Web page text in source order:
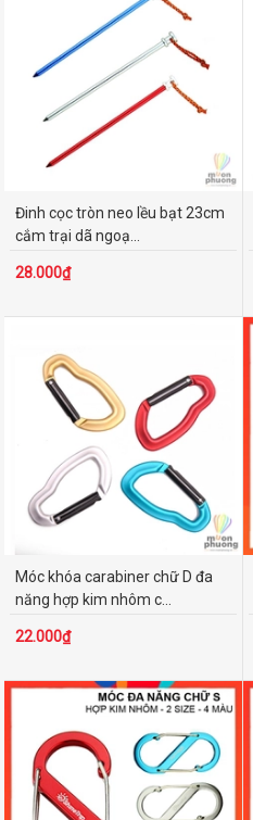
Đinh cọc tròn neo lều bạt 23cm
cắm trại dã ngoạ...
28.000₫
Móc khóa carabiner chữ D đa
năng hợp kim nhôm c...
22.000₫